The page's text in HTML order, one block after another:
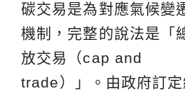
碳交易是為對應氣候變
機制，完整的說法是「
放交易（cap and
trade）」。由政府訂